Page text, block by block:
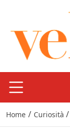
Home / Curiosità /